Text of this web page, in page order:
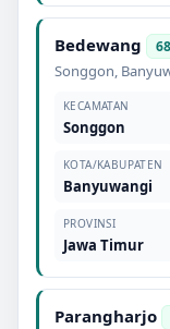
Bedewang
Songgon,
KECAMATAN
Songgon
KOTA/KABUPATEN
Banyuwangi
PROVINSI
Jawa Timur
Parangharjo